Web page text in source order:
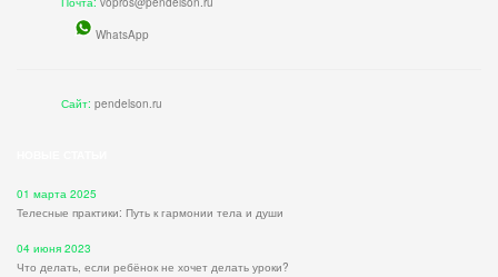
WhatsApp
Сайт: pendelson.ru
01 марта 2025
Телесные практики: Путь к гармонии тела и души
04 июня 2023
Что делать, если ребёнок не хочет делать уроки?